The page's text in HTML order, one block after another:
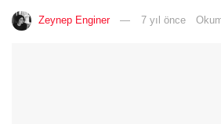
Zeynep Enginer 7 yıl önce